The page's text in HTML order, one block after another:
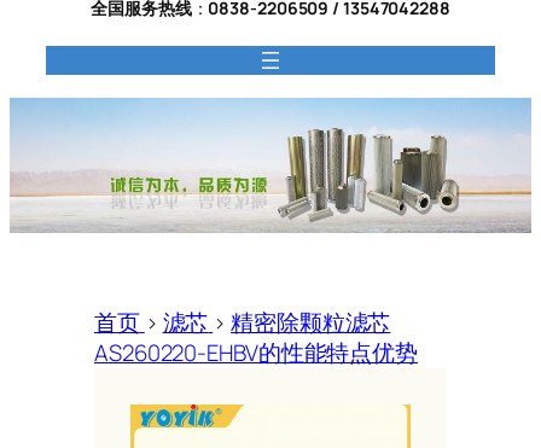
全国服务热线： 0838-2206509 / 13547042288
首页 > 滤芯 >精密除颗粒滤芯
AS260220-EHBV的性能特点优势